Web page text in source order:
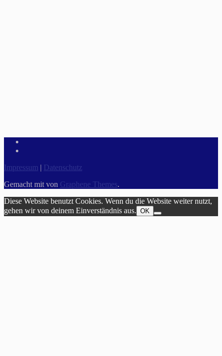
Impressum | Datenschutz
Gemacht mit von Graphene Themes.
Diese Website benutzt Cookies. Wenn du die Website weiter nutzt,
gehen wir von deinem Einverständnis aus. OK